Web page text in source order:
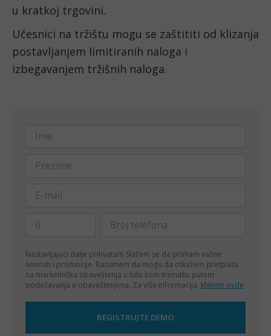
u kratkoj trgovini.
Učesnici na tržištu mogu se zaštititi od klizanja
postavljanjem limitiranih naloga i
izbegavanjem tržišnih naloga.
Nastavljajući dalje prihvatam Slažem se da primam važne
novosti i promocije. Razumem da mogu da otkažem pretplatu
na marketinška obaveštenja u bilo kom trenutku putem
podešavanja u obaveštenjima. Za više informacija, kliknite ovde